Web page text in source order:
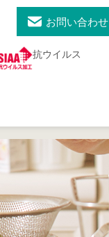
お問い合わせ
抗ウイルス